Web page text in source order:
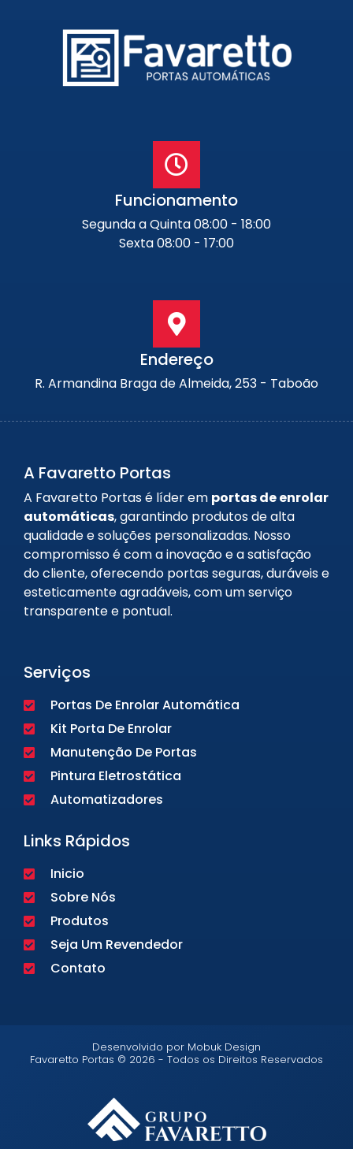
Funcionamento
Segunda a Quinta 08:00 - 18:00
Sexta 08:00 - 17:00
Endereço
R. Armandina Braga de Almeida, 253 - Taboão
A Favaretto Portas
A Favaretto Portas é líder em portas de enrolar
automáticas, garantindo produtos de alta
qualidade e soluções personalizadas. Nosso
compromisso é com a inovação e a satisfação
do cliente, oferecendo portas seguras, duráveis e
esteticamente agradáveis, com um serviço
transparente e pontual.
Serviços
Portas De Enrolar Automática
Kit Porta De Enrolar
Manutenção De Portas
Pintura Eletrostática
Automatizadores
Links Rápidos
Inicio
Sobre Nós
Produtos
Seja Um Revendedor
Contato
Desenvolvido por Mobuk Design
Favaretto Portas © 2026 - Todos os Direitos Reservados